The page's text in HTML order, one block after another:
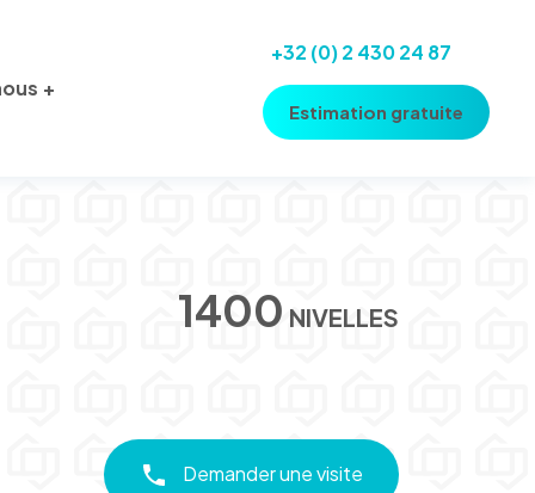
+32 (0) 2 430 24 87
Estimation gratuite
1400 NIVELLES
Demander une visite